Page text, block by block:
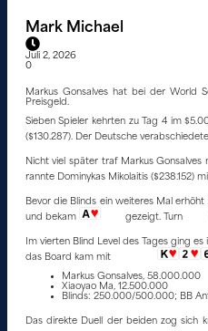
Mark Michael
Juli 2, 2026
0
Markus Gonsalves hat bei der World
Preisgeld.
Sieben Spieler kehrten zu Tag 4 im
($130.287). Der Deutsche
Nicht viel später traf Markus Gonsalves
rannte Dominykas Mikolaitis ($238.152)
Bevor die Blinds ein weiteres Mal
und bekam
gezeigt. Turn
Im vierten Blind Level des Tages ging
das Board kam mit
Markus Gonsalves, 58.000.000
Xiaoyao Ma, 12.500.000
Blinds: 250.000/500.000; BB
Das direkte Duell der beiden zog sich